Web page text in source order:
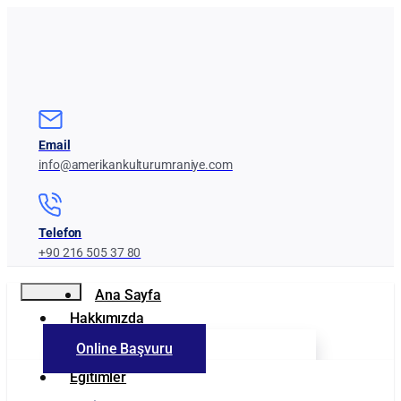
Email
info@amerikankulturumraniye.com
Telefon
+90 216 505 37 80
Ana Sayfa
Hakkımızda
Kurumumuz
Eğitimler
Online Başvuru